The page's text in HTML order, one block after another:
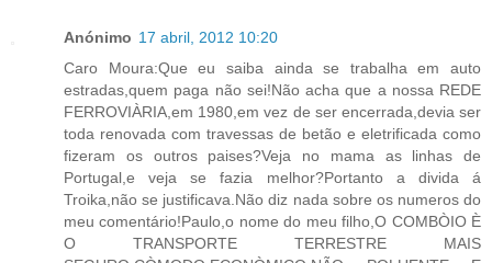
Anónimo 17 abril, 2012 10:20
Caro Moura:Que eu saiba ainda se trabalha em auto
estradas,quem paga não sei!Não acha que a nossa REDE
FERROVIÀRIA,em 1980,em vez de ser encerrada,devia ser
toda renovada com travessas de betão e eletrificada como
fizeram os outros paises?Veja no mama as linhas de
Portugal,e veja se fazia melhor?Portanto a divida á
Troika,não se justificava.Não diz nada sobre os numeros do
meu comentário!Paulo,o nome do meu filho,O COMBÒIO È
O TRANSPORTE TERRESTRE MAIS